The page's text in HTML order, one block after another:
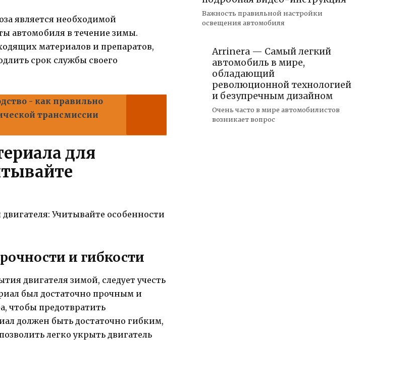
является необходимой
автомобиля в течение зимы.
материалов и препаратов,
срок службы своего
- как правильно
трансмиссии
для
и гибкости
двигателя зимой, следует учесть
был достаточно прочным и
чтобы предотвратить
должен быть достаточно гибким,
легко укрыть двигатель
Важность правильной настройки
освещения автомобиля
Arrinera — Самый легкий
автомобиль в мире,
обладающий
революционной технологией
и безупречным дизайном
Очень часто в мире автомобилистов
возникает вопрос